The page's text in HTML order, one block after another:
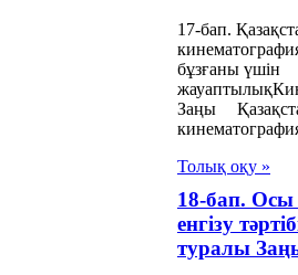
байланысты
рақымшылық
туралы Заңы
17-бап.
бұзғаны үшін
Заңы
Толық оқу »
18-бап.
енгізу
туралы